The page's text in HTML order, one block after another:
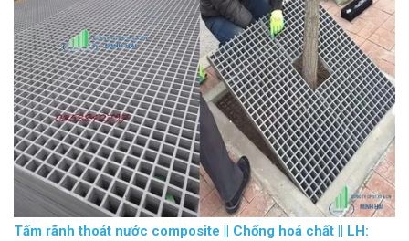
Tấm rãnh thoát nước composite || Chống hoá chất || LH: